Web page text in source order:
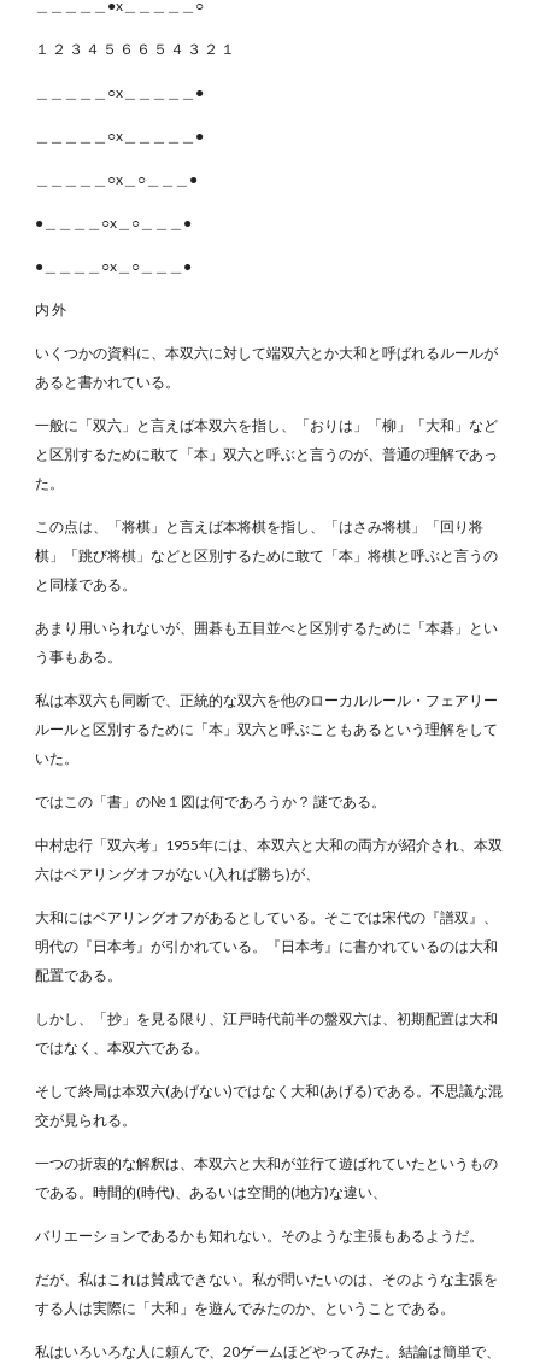
＿＿＿＿＿●x＿＿＿＿＿○
１ ２ ３ ４ ５ ６ ６ ５ ４ ３ ２ １
＿＿＿＿＿○x＿＿＿＿＿●
＿＿＿＿＿○x＿＿＿＿＿●
＿＿＿＿＿○x＿○＿＿＿●
●＿＿＿＿○x＿○＿＿＿●
●＿＿＿＿○x＿○＿＿＿●
内 外
いくつかの資料に、本双六に対して端双六とか大和と呼ばれるルールが
あると書かれている。
一般に「双六」と言えば本双六を指し、「おりは」「柳」「大和」など
と区別するために敢て「本」双六と呼ぶと言うのが、普通の理解であっ
た。
この点は、「将棋」と言えば本将棋を指し、「はさみ将棋」「回り将
棋」「跳び将棋」などと区別するために敢て「本」将棋と呼ぶと言うの
と同様である。
あまり用いられないが、囲碁も五目並べと区別するために「本碁」とい
う事もある。
私は本双六も同断で、正統的な双六を他のローカルルール・フェアリー
ルールと区別するために「本」双六と呼ぶこともあるという理解をして
いた。
ではこの「書」の№１図は何であろうか？ 謎である。
中村忠行「双六考」1955年には、本双六と大和の両方が紹介され、本双
六はベアリングオフがない(入れば勝ち)が、
大和にはベアリングオフがあるとしている。そこでは宋代の『譜双』、
明代の『日本考』が引かれている。『日本考』に書かれているのは大和
配置である。
しかし、「抄」を見る限り、江戸時代前半の盤双六は、初期配置は大和
ではなく、本双六である。
そして終局は本双六(あげない)ではなく大和(あげる)である。不思議な混
交が見られる。
一つの折衷的な解釈は、本双六と大和が並行て遊ばれていたというもの
である。時間的(時代)、あるいは空間的(地方)な違い、
バリエーションであるかも知れない。そのような主張もあるようだ。
だが、私はこれは賛成できない。私が問いたいのは、そのような主張を
する人は実際に「大和」を遊んでみたのか、ということである。
私はいろいろな人に頼んで、20ゲームほどやってみた。結論は簡単で、